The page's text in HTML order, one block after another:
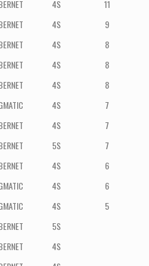
4S 11
4S 9
4S 8
4S 8
4S 8
4S 7
4S 7
5S 7
4S 6
4S 6
4S 5
5S
4S